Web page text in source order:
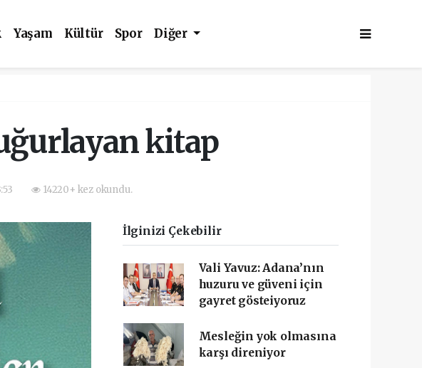
Yaşam Kültür Spor Diğer
kitap
14220+ kez okundu.
İlginizi Çekebilir
Vali Yavuz: Adana’nın
huzuru ve güveni için
gayret gösteiyoruz
Mesleğin yok olmasına
karşı direniyor